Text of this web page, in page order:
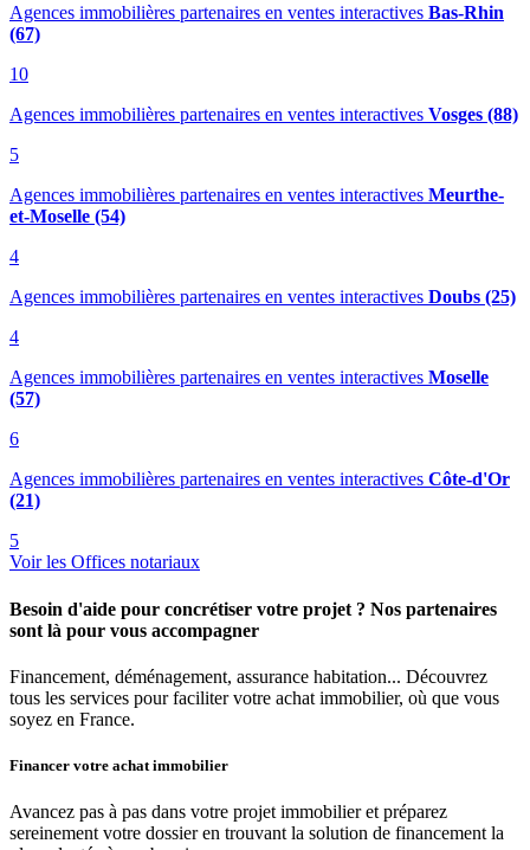
Agences immobilières partenaires en ventes interactives Bas-Rhin
(67)
10
Agences immobilières partenaires en ventes interactives Vosges (88)
5
Agences immobilières partenaires en ventes interactives Meurthe-
et-Moselle (54)
4
Agences immobilières partenaires en ventes interactives Doubs (25)
4
Agences immobilières partenaires en ventes interactives Moselle
(57)
6
Agences immobilières partenaires en ventes interactives Côte-d'Or
(21)
5
Voir les Offices notariaux
Besoin d'aide pour concrétiser votre projet ? Nos partenaires
sont là pour vous accompagner
Financement, déménagement, assurance habitation... Découvrez
tous les services pour faciliter votre achat immobilier, où que vous
soyez en France.
Financer votre achat immobilier
Avancez pas à pas dans votre projet immobilier et préparez
sereinement votre dossier en trouvant la solution de financement la